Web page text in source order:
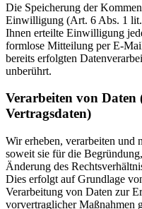
Die Speicherung der
Einwilligung (Art. 6 Abs. 1
Ihnen erteilte Einwilligung
formlose Mitteilung per E-
bereits erfolgten
unberührt.
Verarbeiten von
Vertragsdaten)
Wir erheben, verarbeiten und
soweit sie für die
Änderung des
Dies erfolgt auf Grundlage
Verarbeitung von Daten zur
vorvertraglicher Maßnahmen